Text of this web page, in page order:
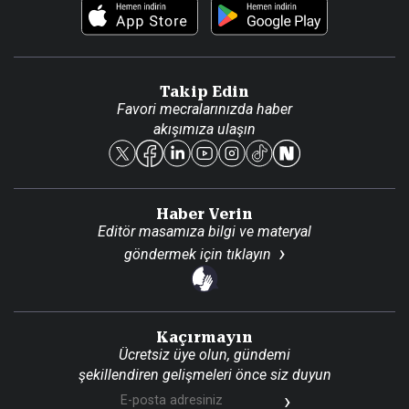
Foto Haber
Künye
Reklam Ver
Takip Edin
Favori mecralarınızda haber
akışımıza ulaşın
Haber Verin
Editör masamıza bilgi ve materyal
göndermek için tıklayın
Kaçırmayın
Ücretsiz üye olun, gündemi
şekillendiren gelişmeleri önce siz duyun